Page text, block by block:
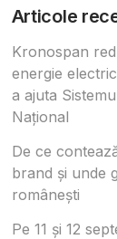
Articole
Kronospan
energie
a ajuta
Național
De ce
brand și unde
românești
Pe 11 și 12